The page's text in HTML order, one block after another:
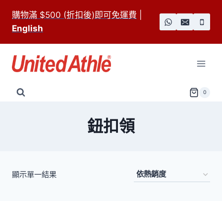
content
購物滿 $500 (折扣後)即可免運費
English
0
鈕扣領
顯示單一結果